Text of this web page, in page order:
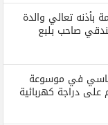
بأذنه تعالي والدة
صاحب بلبع
في موسوعة
دراجة كهربائية